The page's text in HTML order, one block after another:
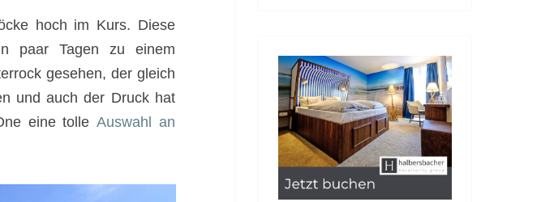
hoch im Kurs. Diese
paar Tagen zu einem
gesehen, der gleich
und auch der Druck hat
eine tolle Auswahl an